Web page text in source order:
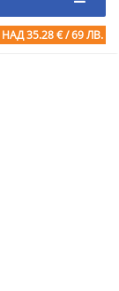
НАД 35.28 € / 69 ЛВ.